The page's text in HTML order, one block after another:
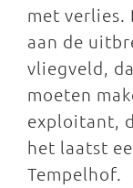
met verlies.
aan de
vliegveld,
moeten
exploitant,
het laatst
Tempelhof.